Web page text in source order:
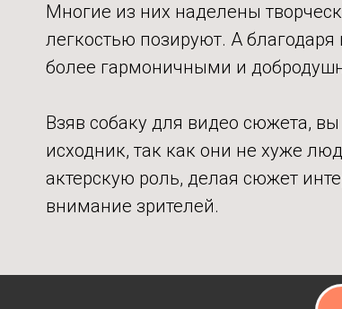
Многие из них наделены
легкостью позируют. А
более гармоничными и
Взяв собаку для видео сюжета,
исходник, так как они не хуже
актерскую роль, делая сюжет
внимание зрителей.